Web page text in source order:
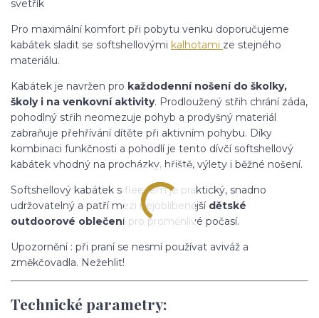
svetřík
Pro maximální komfort při pobytu venku doporučujeme
kabátek sladit se softshellovými kalhotami ze stejného
materiálu.
Kabátek je navržen pro každodenní nošení do školky,
školy i na venkovní aktivity. Prodloužený střih chrání záda,
pohodlný střih neomezuje pohyb a prodyšný materiál
zabraňuje přehřívání dítěte při aktivním pohybu. Díky
kombinaci funkčnosti a pohodlí je tento dívčí softshellový
kabátek vhodný na procházky, hřiště, výlety i běžné nošení.
Softshellový kabátek s fleecem je praktický, snadno
udržovatelný a patří mezi nejoblíbenější dětské
outdoorové oblečení pro proměnlivé počasí.
Upozornění : při praní se nesmí používat aviváž a
změkčovadla. Nežehlit!
Technické parametry: